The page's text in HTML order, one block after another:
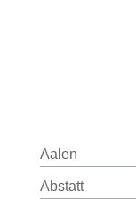
Aalen
Abstatt